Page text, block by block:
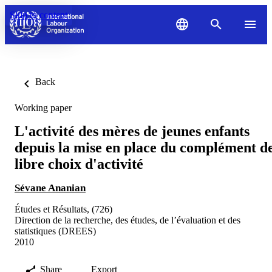
Skip to content
Back
Working paper
L'activité des mères de jeunes enfants
depuis la mise en place du complément
libre choix d'activité
Sévane Ananian
Études et Résultats, (726)
Direction de la recherche, des études, de l’évaluation et des
statistiques (DREES)
2010
Share Export